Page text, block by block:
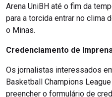
Arena UniBH até o fim da
para a torcida entrar no clima
o Minas.
Credenciamento de
Os jornalistas interessados
Basketball Champions
preencher o formulário de